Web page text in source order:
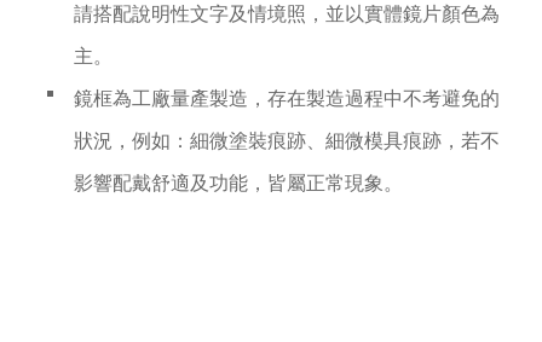
請搭配說明性文字及情境照，並以實體鏡片顏色為
主。
鏡框為工廠量產製造，存在製造過程中不考避免的
狀況，例如：細微塗裝痕跡、細微模具痕跡，若不
影響配戴舒適及功能，皆屬正常現象。